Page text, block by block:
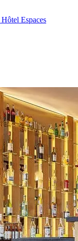
Hôtel Espaces